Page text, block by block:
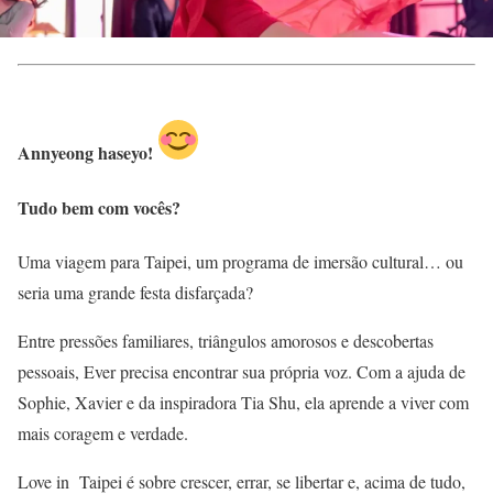
Annyeong haseyo!
Tudo bem com vocês?
Uma viagem para Taipei, um programa de imersão cultural… ou
seria uma grande festa disfarçada?
Entre pressões familiares, triângulos amorosos e descobertas
pessoais, Ever precisa encontrar sua própria voz. Com a ajuda de
Sophie, Xavier e da inspiradora Tia Shu, ela aprende a viver com
mais coragem e verdade.
Love in Taipei é sobre crescer, errar, se libertar e, acima de tudo,